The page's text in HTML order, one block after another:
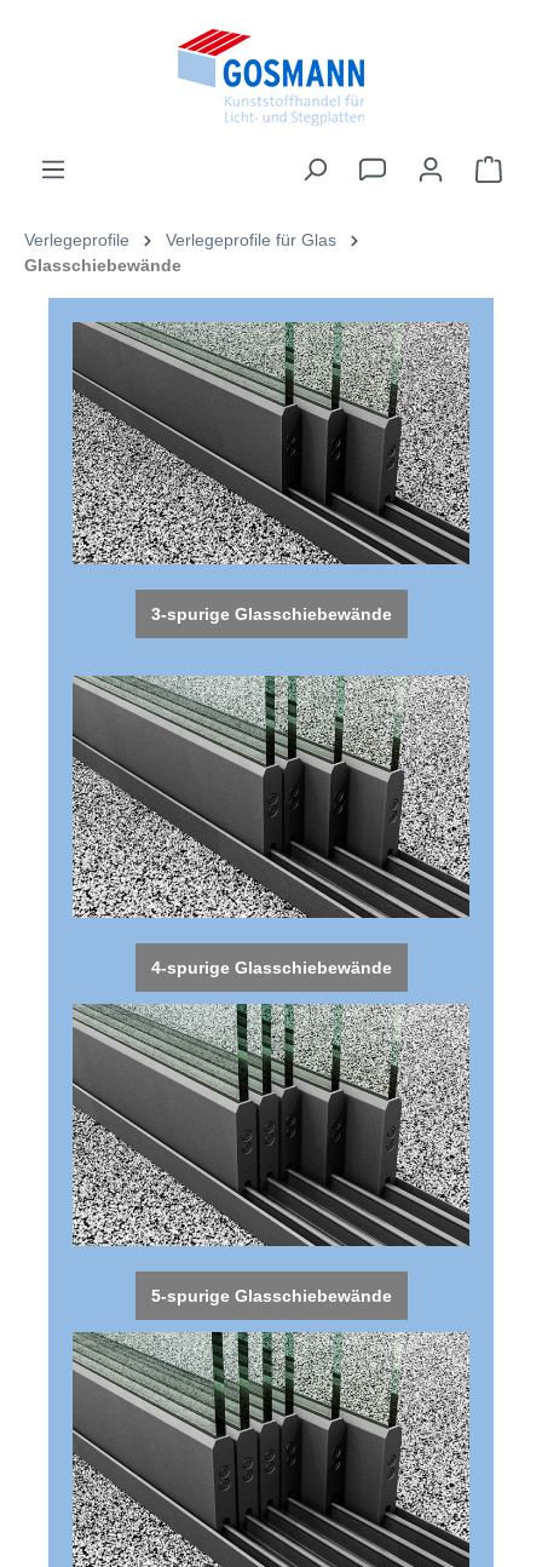
Verlegeprofile
Verlegeprofile für Glas
Glasschiebewände
3-spurige Glasschiebewände
4-spurige Glasschiebewände
5-spurige Glasschiebewände